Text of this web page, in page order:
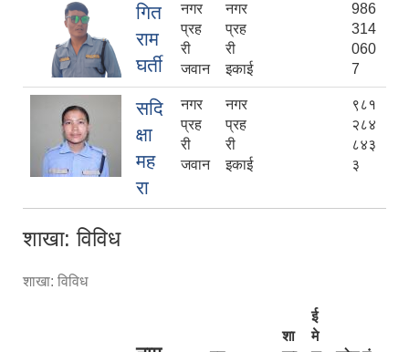
गित
राम
घर्ती
नगर
प्रह
री
जवान
नगर
प्रह
री
इकाई
986
314
060
7
सदि
क्षा
मह
रा
नगर
प्रह
री
जवान
नगर
प्रह
री
इकाई
९८१
२८४
८४३
३
शाखा: विविध
शाखा: विविध
शा
ई
मे